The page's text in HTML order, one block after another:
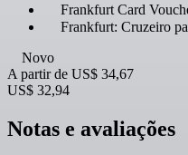
Frankfurt Card
Frankfurt: Cruzeiro
Novo
A partir de US$ 34,67
US$ 32,94
Notas e avaliações